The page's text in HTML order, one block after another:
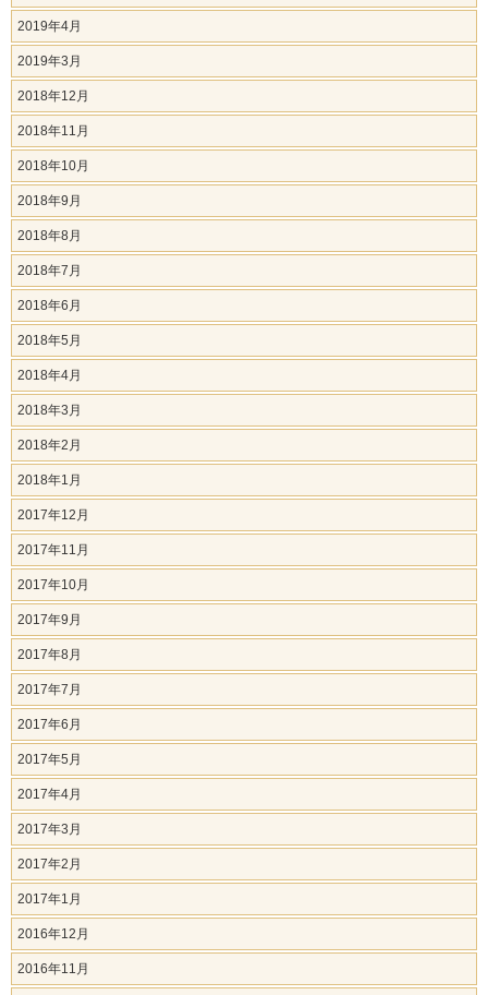
2019年4月
2019年3月
2018年12月
2018年11月
2018年10月
2018年9月
2018年8月
2018年7月
2018年6月
2018年5月
2018年4月
2018年3月
2018年2月
2018年1月
2017年12月
2017年11月
2017年10月
2017年9月
2017年8月
2017年7月
2017年6月
2017年5月
2017年4月
2017年3月
2017年2月
2017年1月
2016年12月
2016年11月